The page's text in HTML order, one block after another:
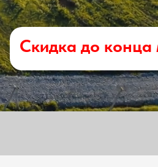
Скидка до конца